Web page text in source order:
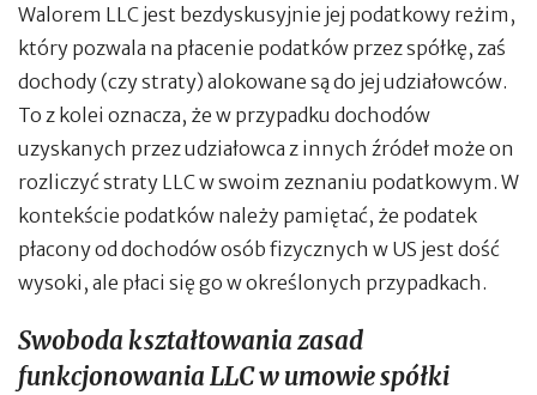
Walorem LLC jest bezdyskusyjnie jej podatkowy reżim,
który pozwala na płacenie podatków przez spółkę, zaś
dochody (czy straty) alokowane są do jej udziałowców.
To z kolei oznacza, że w przypadku dochodów
uzyskanych przez udziałowca z innych źródeł może on
rozliczyć straty LLC w swoim zeznaniu podatkowym. W
kontekście podatków należy pamiętać, że podatek
płacony od dochodów osób fizycznych w US jest dość
wysoki, ale płaci się go w określonych przypadkach.
Swoboda kształtowania zasad
funkcjonowania LLC w umowie spółki